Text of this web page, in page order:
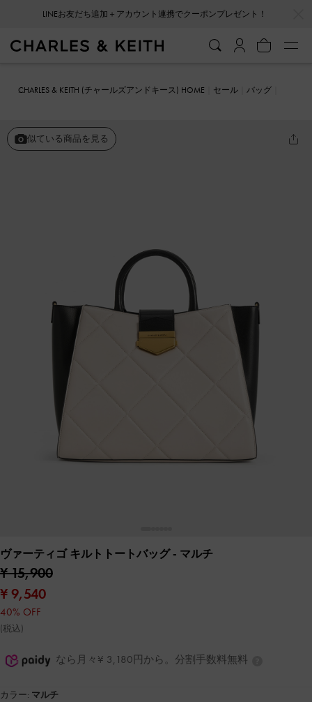
LINEお友だち追加＋アカウント連携でクーポンプレゼント！
CHARLES & KEITH (チャールズアンドキース) HOME セール
バッグ
似ている商品を見る
ヴァーティゴ キルトトートバッグ- マルチ
¥ 15,900
¥ 9,540
40% OFF
(税込)
なら月々¥ 3,180円から。分割手数料無料
カラー: マルチ